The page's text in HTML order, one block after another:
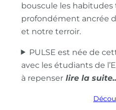
bouscule les
profondément ancrée
et notre terroir.
PULSE est née de
avec les étudiants de
à repenser